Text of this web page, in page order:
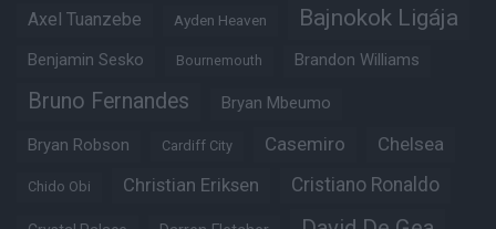
Axel Tuanzebe Ayden Heaven Bajnokok Ligája
Benjamin Sesko Bournemouth Brandon Williams
Bruno Fernandes Bryan Mbeumo
Bryan Robson Cardiff City Casemiro Chelsea
Chido Obi Christian Eriksen Cristiano Ronaldo